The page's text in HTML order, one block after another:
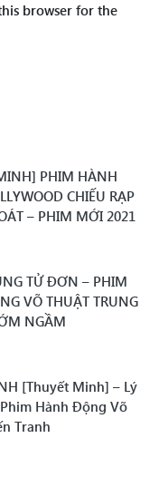
browser for the
PHIM HÀNH
CHIẾU RẠP
– PHIM MỚI 2021
TỬ ĐƠN – PHIM
VÕ THUẬT TRUNG
NGẦM
[Thuyết Minh] – Lý
Hành Động Võ
Tranh